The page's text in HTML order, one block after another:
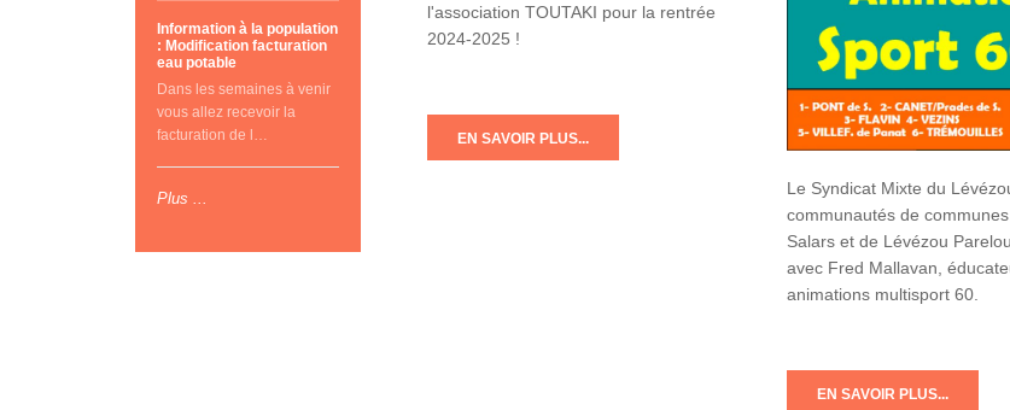
l'association TOUTAKI pour la rentrée
2024-2025 !
EN SAVOIR PLUS...
Le Syndicat Mixte du
communautés de
Salars et de Lévézou
avec Fred Mallavan,
animations multisport 60.
EN SAVOIR PLUS...
Information à la population
: Modification facturation
eau potable
Dans les semaines à venir
vous allez recevoir la
facturation de l…
Plus ...